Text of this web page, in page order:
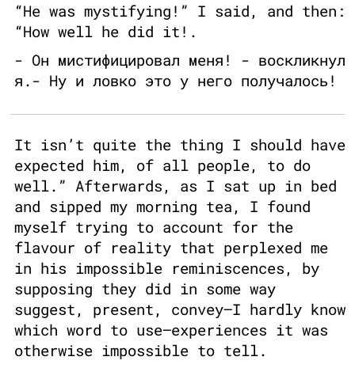
“He was mystifying!” I said, and then:
“How well he did it!.
- Он мистифицировал меня! - воскликнул
я.- Ну и ловко это у него получалось!
It isn’t quite the thing I should have
expected him, of all people, to do
well.” Afterwards, as I sat up in bed
and sipped my morning tea, I found
myself trying to account for the
flavour of reality that perplexed me
in his impossible reminiscences, by
supposing they did in some way
suggest, present, convey—I hardly know
which word to use—experiences it was
otherwise impossible to tell.